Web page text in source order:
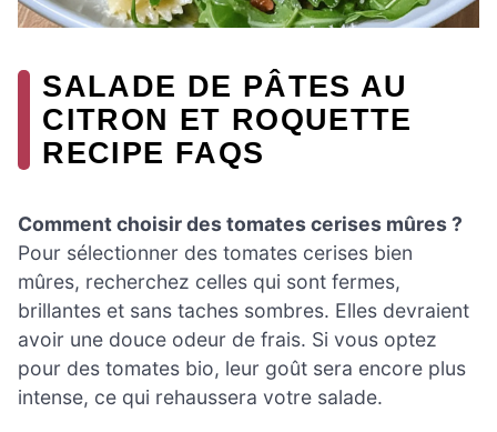
SALADE DE PÂTES AU
CITRON ET ROQUETTE
RECIPE FAQS
Comment choisir des tomates cerises mûres ?
Pour sélectionner des tomates cerises bien
mûres, recherchez celles qui sont fermes,
brillantes et sans taches sombres. Elles devraient
avoir une douce odeur de frais. Si vous optez
pour des tomates bio, leur goût sera encore plus
intense, ce qui rehaussera votre salade.